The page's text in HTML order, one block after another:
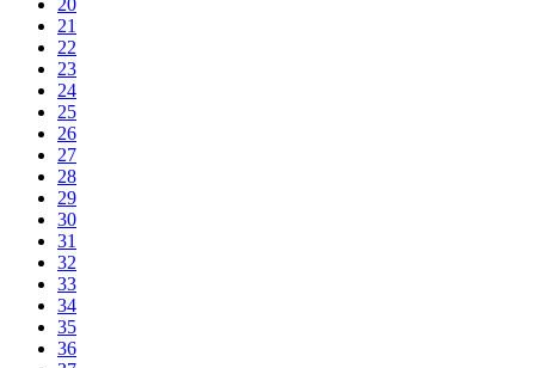
21
22
23
24
25
26
27
28
29
30
31
32
33
34
35
36